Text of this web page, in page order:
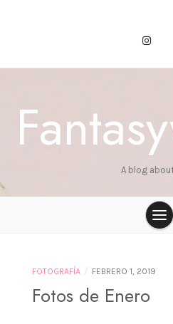
A blog
FOTOGRAFÍA / FEBRERO 1, 2019
Fotos de Enero